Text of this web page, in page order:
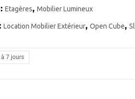
Etagères, Mobilier Lumineux
Location Mobilier Extérieur, Open Cube,
à 7 jours